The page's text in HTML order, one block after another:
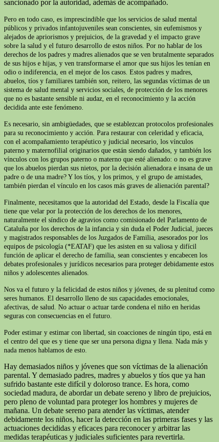
sancionado por la autoridad, además de acompañado.
Pero en todo caso, es imprescindible que los servicios de salud mental
públicos y privados infantojuveniles sean conscientes, sin eufemismos y
alejados de apriorismos y prejuicios, de la gravedad y el impacto grave
sobre la salud y el futuro desarrollo de estos niños. Por no hablar de los
derechos de los padres y madres alienados que se ven brutalmente separados
de sus hijos e hijas, y ven transformarse el amor que sus hijos les tenían en
odio o indiferencia, en el mejor de los casos. Estos padres y madres,
abuelos, tíos y familiares también son, reitero, las segundas víctimas de un
sistema de salud mental y servicios sociales, de protección de los menores
que no es bastante sensible ni audaz, en el reconocimiento y la acción
decidida ante este fenómeno.
Es necesario, sin ambigüedades, que se establezcan protocolos profesionales
para su reconocimiento y acción. Para restaurar con celeridad y eficacia,
con el acompañamiento terapéutico y judicial necesario, los vínculos
paterno y maternofilial originarios que están siendo dañados, y también los
vínculos con los grupos paterno o materno que esté alienado: o no es grave
que los abuelos pierdan sus nietos, por la decisión alienadora e insana de un
padre o de una madre? Y los tíos, y los primos, y el grupo de amistades,
también pierdan el vínculo en los casos más graves de alienación parental?
Finalmente, necesitamos que la autoridad del Estado, desde la Fiscalía que
tiene que velar por la protección de los derechos de los menores,
naturalmente el síndico de agravios como comisionado del Parlamento de
Cataluña por los derechos de la infancia y sin duda el Poder Judicial, jueces
y magistrados responsables de los Juzgados de Familia, asesorados por los
equipos de psicología (*EATAF) que les asisten en su valiosa y difícil
función de aplicar el derecho de familia, sean conscientes y encabecen los
debates profesionales y jurídicos necesarios para proteger debidamente estos
niños y adolescentes alienados.
Nos va el futuro y la felicidad de estos niños y jóvenes, de su plenitud como
seres humanos. El desarrollo lleno de sus capacidades emocionales,
afectivas, de salud. No actuar o actuar tarde condena el niño en heridas
seguras con consecuencias en el futuro.
Poder estimar y estimar con libertad, sin coacciones de ningún tipo, está en
el centro del que es y tiene que ser una persona digna y llena. Nada más y
nada menos hablamos de esto.
Hay demasiados niños y jóvenes que son víctimas de la alienación
parental. Y demasiado padres, madres y abuelos y tíos que ya han
sufrido bastante este difícil y doloroso trance. Es hora, como
sociedad madura, de abordar un debate sereno y libro de prejuicios,
pero pleno de voluntad para proteger los hombres y mujeres de
mañana. Un debate sereno para atender las víctimas, atender
debidamente los niños, hacer la detección en las primeras fases y las
actuaciones decididas y eficaces para reconocer y arbitrar las
medidas terapéuticas y judiciales suficientes para revertirla.